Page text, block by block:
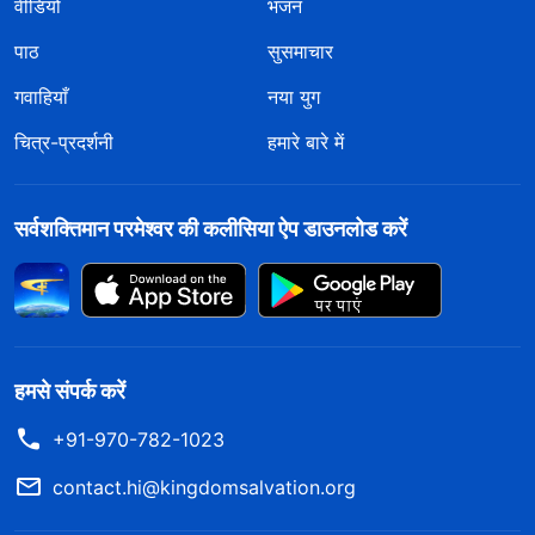
वीडियो
भजन
पाठ
सुसमाचार
गवाहियाँ
नया युग
चित्र-प्रदर्शनी
हमारे बारे में
सर्वशक्तिमान परमेश्वर की कलीसिया ऐप डाउनलोड करें
हमसे संपर्क करें
+91-970-782-1023
contact.hi@kingdomsalvation.org